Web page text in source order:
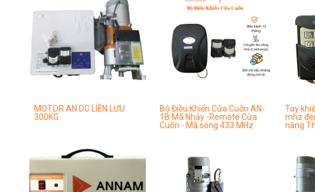
MOTOR AN DC LIỀN LƯU
300KG
Bộ Điều Khiển Cửa Cuốn AN-
1B Mã Nhảy -Remote Cửa
Cuốn - Mã sóng 433 MHz
Tay
mhz
năng